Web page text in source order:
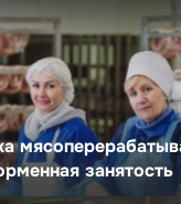
занятость